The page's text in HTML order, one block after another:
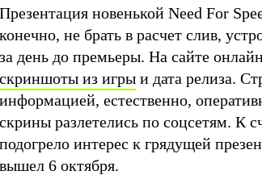
Презентация новенькой Need For
конечно, не брать в расчет слив,
за день до премьеры. На сайте
скриншоты из игры и дата релиза.
информацией, естественно,
скрины разлетелись по соцсетям. К
подогрело интерес к грядущей
вышел 6 октября.